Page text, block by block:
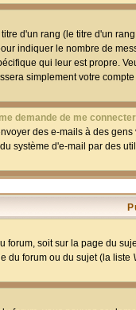
d'un rang (le titre d'un
indiquer le nombre de
qui leur est propre.
simplement votre
demande de me
des e-mails à des
système d'e-mail par des
forum, soit sur la page du
du forum ou du sujet (la liste